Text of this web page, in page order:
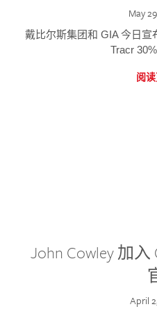
May
戴比尔斯集团和 GIA 今日宣
Tracr
阅
John Cowley 加
April